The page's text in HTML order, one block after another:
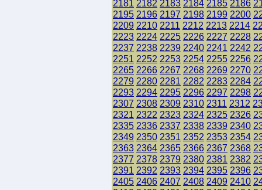
2181 2182 2183 2184 2185 2186
2195 2196 2197 2198 2199 2200
2209 2210 2211 2212 2213 2214
2223 2224 2225 2226 2227 2228
2237 2238 2239 2240 2241 2242
2251 2252 2253 2254 2255 2256
2265 2266 2267 2268 2269 2270
2279 2280 2281 2282 2283 2284
2293 2294 2295 2296 2297 2298
2307 2308 2309 2310 2311 2312
2321 2322 2323 2324 2325 2326
2335 2336 2337 2338 2339 2340
2349 2350 2351 2352 2353 2354
2363 2364 2365 2366 2367 2368
2377 2378 2379 2380 2381 2382
2391 2392 2393 2394 2395 2396
2405 2406 2407 2408 2409 2410